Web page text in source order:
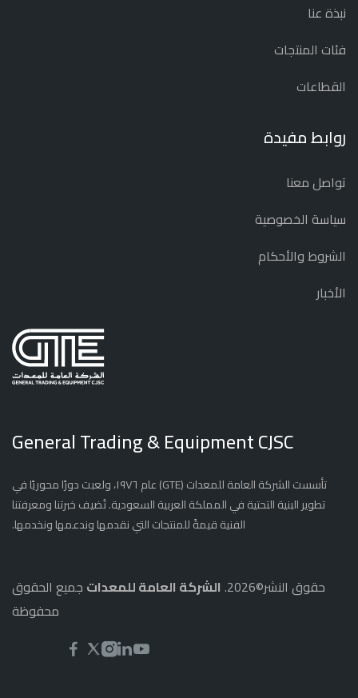
نبذة عنا
فئات المنتجات
القطاعات
روابط مفيدة
تواصل معنا
سياسة الخصوصية
الشروط والأحكام
الأخبار
General Trading & Equipment CJSC
تأسست الشركة العامة للمعدات (GTE) عام ١٩٧٦، ولعبت دورًا محوريًا في
تطوير البنية التحتية في المملكة العربية السعودية. تُضيف خبرتنا ومعرفتنا
الفنية قيمةً للمنتجات التي نقدمها وندعمها ونخدمها.
حقوق النشر©2026. الشركة العامة للمعدات جميع الحقوق
محفوظة